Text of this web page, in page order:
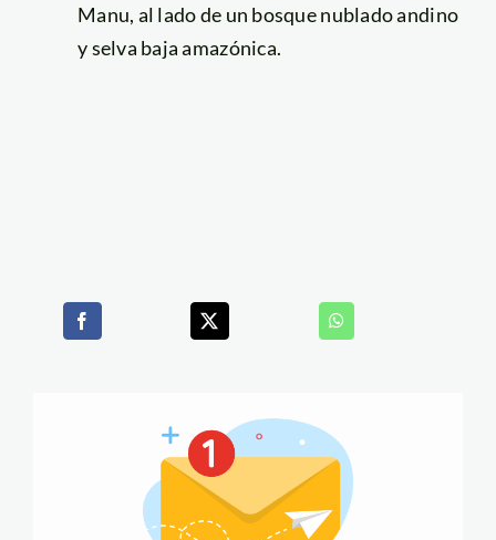
Manu, al lado de un bosque nublado andino
y selva baja amazónica.